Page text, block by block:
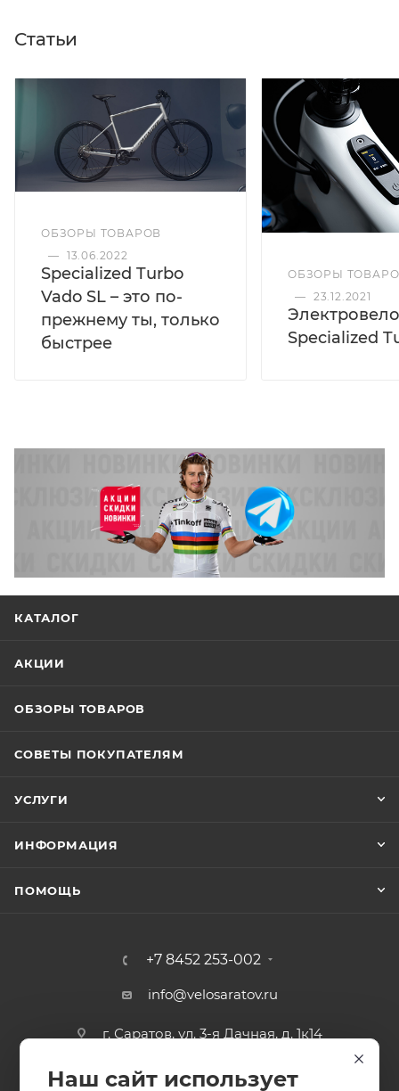
Статьи
ОБЗОРЫ ТОВАРОВ
— 13.06.2022
Specialized Turbo
Vado SL – это по-
прежнему ты, только
быстрее
ОБЗОРЫ
— 23.12.2021
Specialized
КАТАЛОГ
АКЦИИ
ОБЗОРЫ ТОВАРОВ
СОВЕТЫ ПОКУПАТЕЛЯМ
УСЛУГИ
ИНФОРМАЦИЯ
ПОМОЩЬ
+7 8452 253-002
info@velosaratov.ru
г. Саратов, ул. 3-я Дачная, д. 1к14
Наш сайт использует